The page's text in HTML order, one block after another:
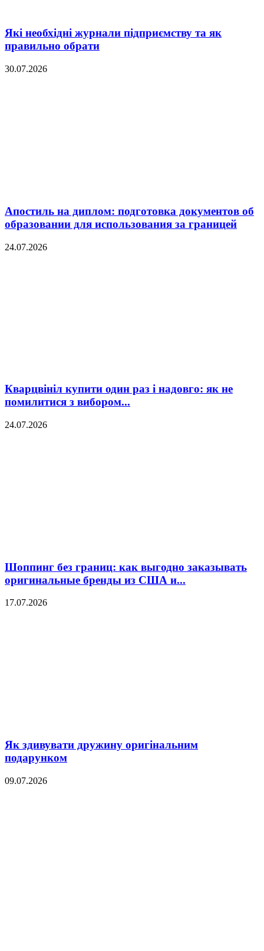
Які необхідні журнали підприємству та як
правильно обрати
30.07.2026
Апостиль на диплом: подготовка документов об
образовании для использования за границей
24.07.2026
Кварцвініл купити один раз і надовго: як не
помилитися з вибором...
24.07.2026
Шоппинг без границ: как выгодно заказывать
оригинальные бренды из США и...
17.07.2026
Як здивувати дружину оригінальним
подарунком
09.07.2026